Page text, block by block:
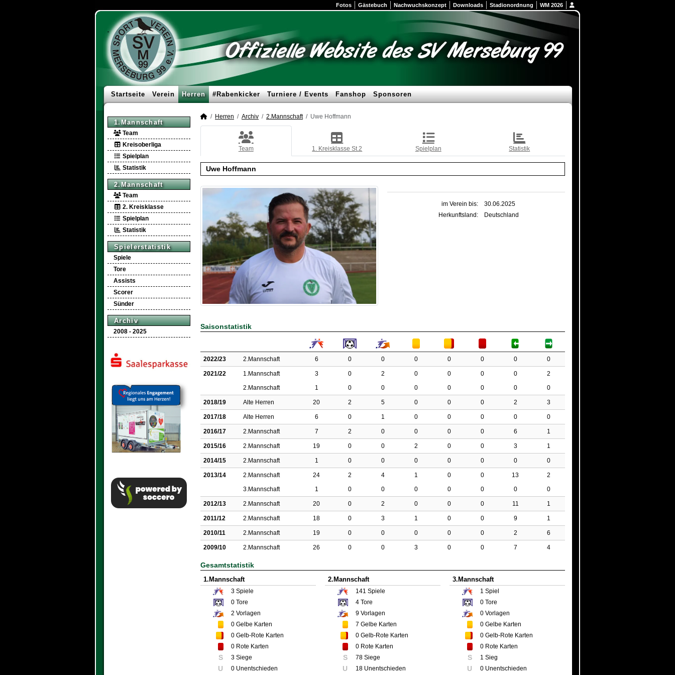
Fotos Gästebuch Nachwuchskonzept Downloads Stadionordnung WM 2026
Startseite Verein Herren #Rabenkicker Turniere / Events Fanshop Sponsoren
1.Mannschaft
Team
Kreisoberliga
Spielplan
Statistik
2.Mannschaft
Team
2. Kreisklasse
Spielplan
Statistik
Spielerstatistik
Spiele
Tore
Assists
Scorer
Sünder
Archiv
2008 - 2025
Herren Archiv 2.Mannschaft Uwe Hoffmann
Team 1. Kreisklasse St.2 Spielplan Statistik
Uwe Hoffmann
im Verein bis:
30.06.2025
Herkunftsland:
Deutschland
Saisonstatistik
2022/23 2.Mannschaft 6 0 0 0 0 0 0 0
2021/22 1.Mannschaft 3 0 2 0 0 0 0
2
2.Mannschaft
1 0 0 0 0 0 0 0
2018/19 Alte Herren 20 2 5 0 0 0 2 3
2017/18 Alte Herren 6 0 1 0 0 0 0 0
2016/17 2.Mannschaft 7 2 0 0 0 0 6 1
2015/16 2.Mannschaft 19 0 0 2 0 0 3 1
2014/15 2.Mannschaft 1 0 0 0 0 0 0 0
2013/14 2.Mannschaft 24 2 4 1 0 0 13
2
3.Mannschaft
1 0 0 0 0 0 0 0
2012/13 2.Mannschaft 20 0 2 0 0 0 11 1
2011/12 2.Mannschaft 18 0 3 1 0 0 9 1
2010/11 2.Mannschaft 19 0 0 0 0 0 2 6
2009/10 2.Mannschaft 26 0 0 3 0 0 7 4
Gesamtstatistik
1.Mannschaft
3 Spiele
0 Tore
2 Vorlagen
0 Gelbe Karten
0 Gelb-Rote Karten
0 Rote Karten
S 3 Siege
U 0 Unentschieden
2.Mannschaft
141 Spiele
4 Tore
9 Vorlagen
7 Gelbe Karten
0 Gelb-Rote Karten
0 Rote Karten
S 78 Siege
U 18 Unentschieden
3.Mannschaft
1 Spiel
0 Tore
0 Vorlagen
0 Gelbe Karten
0 Gelb-Rote Karten
0 Rote Karten
S 1 Sieg
U 0 Unentschieden